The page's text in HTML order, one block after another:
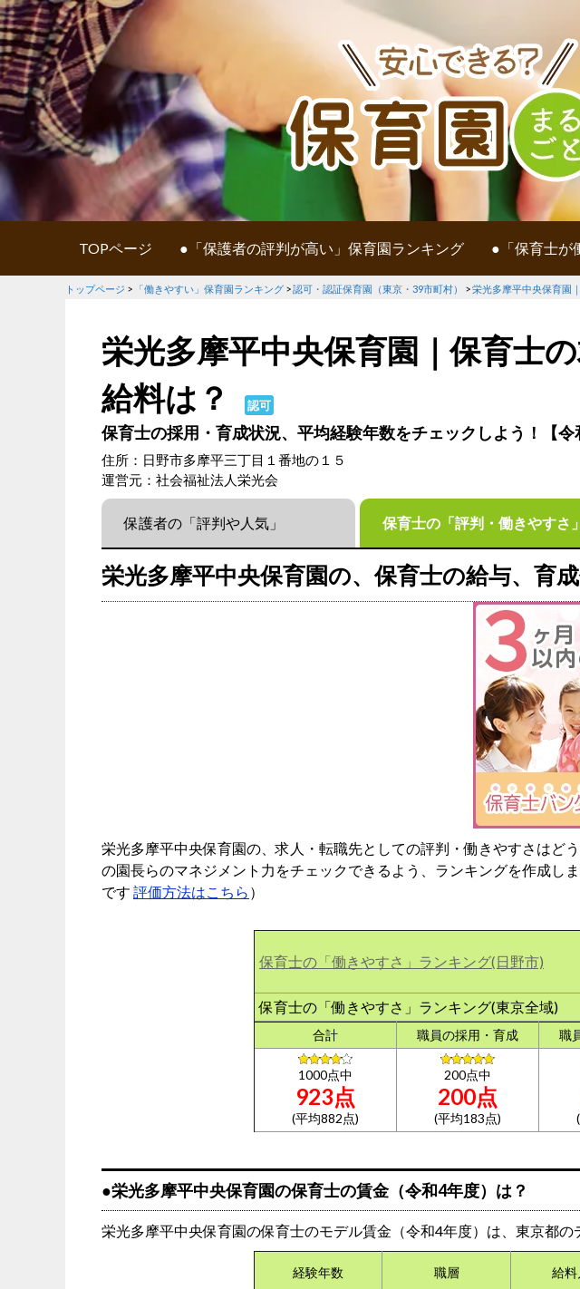
TOPページ ●「保護者の評判が高い」保育園ランキング ●「保育士が
トップページ > 「働きやすい」保育園ランキング >認可・認証保育園（東京・39市町村） >栄光多摩平中央保育園
栄光多摩平中央保育園｜保育士
給料は？
認可
保育士の採用・育成状況、平均経験年数をチェックしよう！【令
住所：日野市多摩平三丁目１番地の１５
運営元：社会福祉法人栄光会
保護者の「評判や人気」 保育士の「評判・働きやすさ」
栄光多摩平中央保育園の、保育士の給与、育
栄光多摩平中央保育園の、求人・転職先としての評判・働きやすさは
の園長らのマネジメント力をチェックできるよう、ランキングを作成し
です 評価方法はこちら ）
保育士の「働きやすさ」 ランキング(日野市)
保育士の「働きやすさ」 ランキング(東京全域)
合計 職員の採用 ・育成 職
1000点中
923点
(平均882点)
200点中
200点
(平均183点)
●栄光多摩平中央保育園の保育士の賃金（令和4年度）は？
栄光多摩平中央保育園の保育士のモデル賃金（令和4年度）は、東京都の
経験年数 職層 給